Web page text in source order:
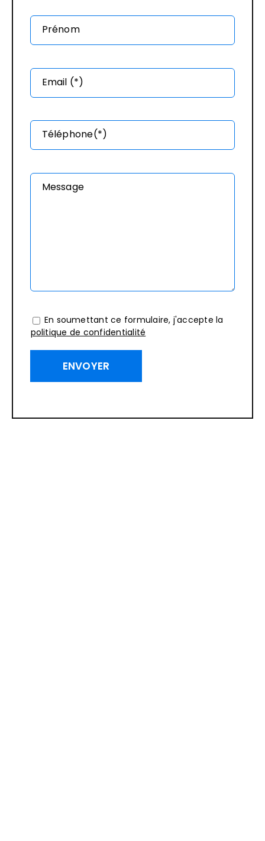
Prénom
Email (*)
Téléphone(*)
Message
En soumettant ce formulaire, j'accepte la
politique de confidentialité